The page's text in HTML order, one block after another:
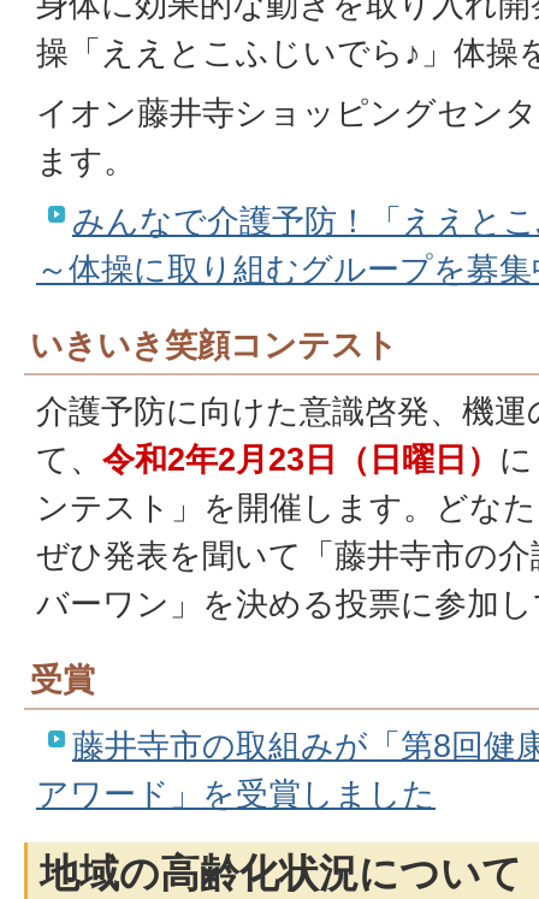
操「ええとこふじいでら♪」体操
イオン藤井寺ショッピングセン
ます。
みんなで介護予防！「ええと
～体操に取り組むグループを募
いきいき笑顔コンテスト
介護予防に向けた意識啓発、機
て、 令和2年2月23日（日曜日）
ンテスト」を開催します。どな
ぜひ発表を聞いて「藤井寺市の
バーワン」を決める投票に参加
受賞
藤井寺市の取組みが「第8回健
アワード」を受賞しました
地域の高齢化状況について